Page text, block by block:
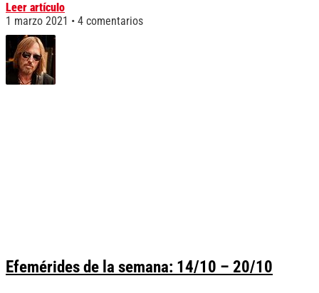
Leer artículo
1 marzo 2021
4 comentarios
Efemérides de la semana: 14/10 – 20/10